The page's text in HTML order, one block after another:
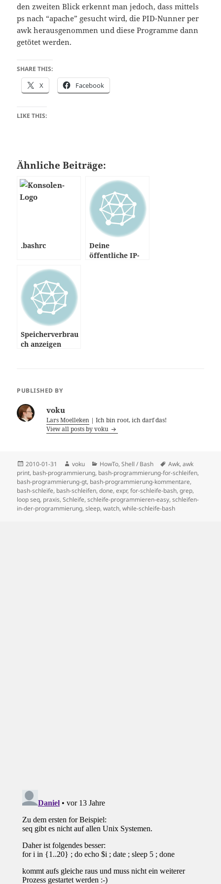
den zweiten Blick erkennt man jedoch, dass mittels
ps nach “apache” gesucht wird, die PID-Nunner per
awk herausgenommen und diese Programme dann
getötet werden.
SHARE THIS:
X Facebook
LIKE THIS:
Ähnliche Beiträge:
.bashrc
Deine
öffentliche IP-
Speicherverbrau
ch anzeigen
PUBLISHED BY
voku
Lars Moelleken | Ich bin root, ich darf das!
View all posts by voku
Posted
on
2010-01-31 Author
voku Categories
HowTo,Shell / Bash Tags
Awk,awk
print, bash-programmierung, bash-programmierung-for-schleifen,
bash-programmierung-gt, bash-programmierung-kommentare,
bash-schleife, bash-schleifen,done,expr,for-schleife-bash,grep,
loop seq, praxis,Schleife,schleife-programmieren-easy,schleifen-
in-der-programmierung,sleep,watch,while-schleife-bash